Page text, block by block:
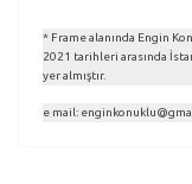
* Frame alanında Engin
2021 tarihleri arasında
yer almıştır.
e mail: